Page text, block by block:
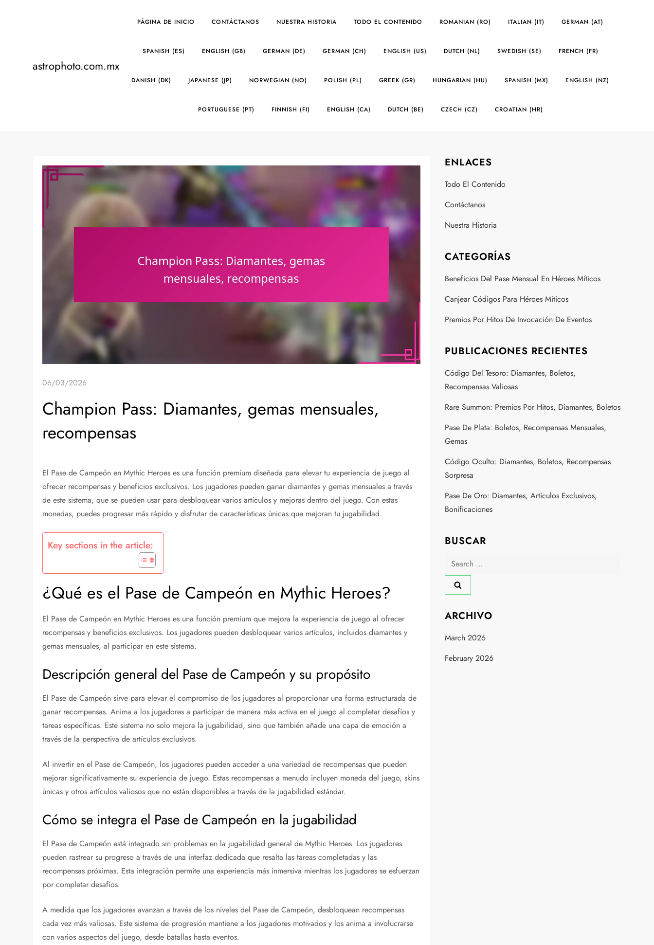
astrophoto.com.mx
PÁGINA DE INICIO CONTÁCTANOS NUESTRA HISTORIA TODO EL CONTENIDO ROMANIAN (RO) ITALIAN (IT) GERMAN (AT)
SPANISH (ES) ENGLISH (GB) GERMAN (DE) GERMAN (CH) ENGLISH (US) DUTCH (NL) SWEDISH (SE) FRENCH (FR)
DANISH (DK) JAPANESE (JP) NORWEGIAN (NO) POLISH (PL) GREEK (GR) HUNGARIAN (HU) SPANISH (MX) ENGLISH (NZ)
PORTUGUESE (PT) FINNISH (FI) ENGLISH (CA) DUTCH (BE) CZECH (CZ) CROATIAN (HR)
06/03/2026
Champion Pass: Diamantes, gemas mensuales,
recompensas
El Pase de Campeón en Mythic Heroes es una función premium diseñada para elevar tu experiencia de juego al
ofrecer recompensas y beneficios exclusivos. Los jugadores pueden ganar diamantes y gemas mensuales a través
de este sistema, que se pueden usar para desbloquear varios artículos y mejoras dentro del juego. Con estas
monedas, puedes progresar más rápido y disfrutar de características únicas que mejoran tu jugabilidad.
Key sections in the article:
¿Qué es el Pase de Campeón en Mythic Heroes?
El Pase de Campeón en Mythic Heroes es una función premium que mejora la experiencia de juego al ofrecer
recompensas y beneficios exclusivos. Los jugadores pueden desbloquear varios artículos, incluidos diamantes y
gemas mensuales, al participar en este sistema.
Descripción general del Pase de Campeón y su propósito
El Pase de Campeón sirve para elevar el compromiso de los jugadores al proporcionar una forma estructurada de
ganar recompensas. Anima a los jugadores a participar de manera más activa en el juego al completar desafíos y
tareas específicas. Este sistema no solo mejora la jugabilidad, sino que también añade una capa de emoción a
través de la perspectiva de artículos exclusivos.
Al invertir en el Pase de Campeón, los jugadores pueden acceder a una variedad de recompensas que pueden
mejorar significativamente su experiencia de juego. Estas recompensas a menudo incluyen moneda del juego, skins
únicas y otros artículos valiosos que no están disponibles a través de la jugabilidad estándar.
Cómo se integra el Pase de Campeón en la jugabilidad
El Pase de Campeón está integrado sin problemas en la jugabilidad general de Mythic Heroes. Los jugadores
pueden rastrear su progreso a través de una interfaz dedicada que resalta las tareas completadas y las
recompensas próximas. Esta integración permite una experiencia más inmersiva mientras los jugadores se esfuerzan
por completar desafíos.
A medida que los jugadores avanzan a través de los niveles del Pase de Campeón, desbloquean recompensas
cada vez más valiosas. Este sistema de progresión mantiene a los jugadores motivados y los anima a involucrarse
con varios aspectos del juego, desde batallas hasta eventos.
ENLACES
Todo El Contenido
Contáctanos
Nuestra Historia
CATEGORÍAS
Beneficios Del Pase Mensual En Héroes Míticos
Canjear Códigos Para Héroes Míticos
Premios Por Hitos De Invocación De Eventos
PUBLICACIONES RECIENTES
Código Del Tesoro: Diamantes, Boletos,
Recompensas Valiosas
Rare Summon: Premios Por Hitos, Diamantes, Boletos
Pase De Plata: Boletos, Recompensas Mensuales,
Gemas
Código Oculto: Diamantes, Boletos, Recompensas
Sorpresa
Pase De Oro: Diamantes, Artículos Exclusivos,
Bonificaciones
BUSCAR
Search
for:
ARCHIVO
March 2026
February 2026